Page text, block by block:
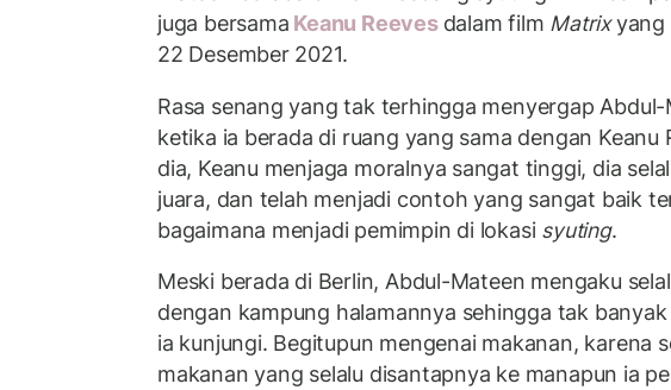
juga bersama Keanu Reeves dalam film Matrixyang
22 Desember 2021.
Rasa senang yang tak terhingga menyergap Abdul-
ketika ia berada di ruang yang sama dengan Keanu
dia, Keanu menjaga moralnya sangat tinggi, dia
juara, dan telah menjadi contoh yang sangat baik
bagaimana menjadi pemimpin di lokasi syuting.
Meski berada di Berlin, Abdul-Mateen mengaku
dengan kampung halamannya sehingga tak
ia kunjungi. Begitupun mengenai makanan, karena
makanan yang selalu disantapnya ke manapun ia